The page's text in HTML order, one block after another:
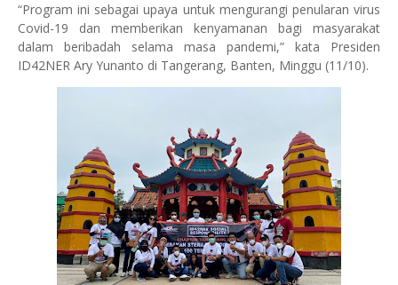
“Program ini sebagai upaya untuk mengurangi penularan virus
Covid-19 dan memberikan kenyamanan bagi masyarakat
dalam beribadah selama masa pandemi,” kata Presiden
ID42NER Ary Yunanto di Tangerang, Banten, Minggu (11/10).